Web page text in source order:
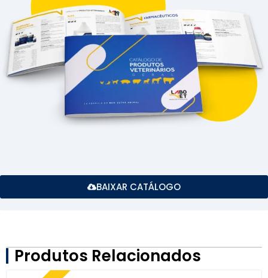
BAIXAR CATÁLOGO
Produtos Relacionados